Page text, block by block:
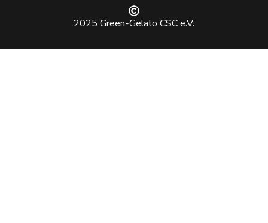
2025 Green-Gelato CSC e.V.